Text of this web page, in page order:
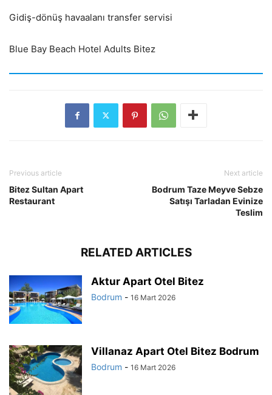
Gidiş-dönüş havaalanı transfer servisi
Blue Bay Beach Hotel Adults Bitez
Previous article
Bitez Sultan Apart
Restaurant
Next article
Bodrum Taze Meyve Sebze
Satışı Tarladan Evinize
Teslim
RELATED ARTICLES
Aktur Apart Otel Bitez
Bodrum - 16 Mart 2026
Villanaz Apart Otel Bitez Bodrum
Bodrum - 16 Mart 2026